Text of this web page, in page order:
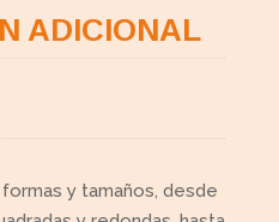
ADICIONAL
y tamaños, desde